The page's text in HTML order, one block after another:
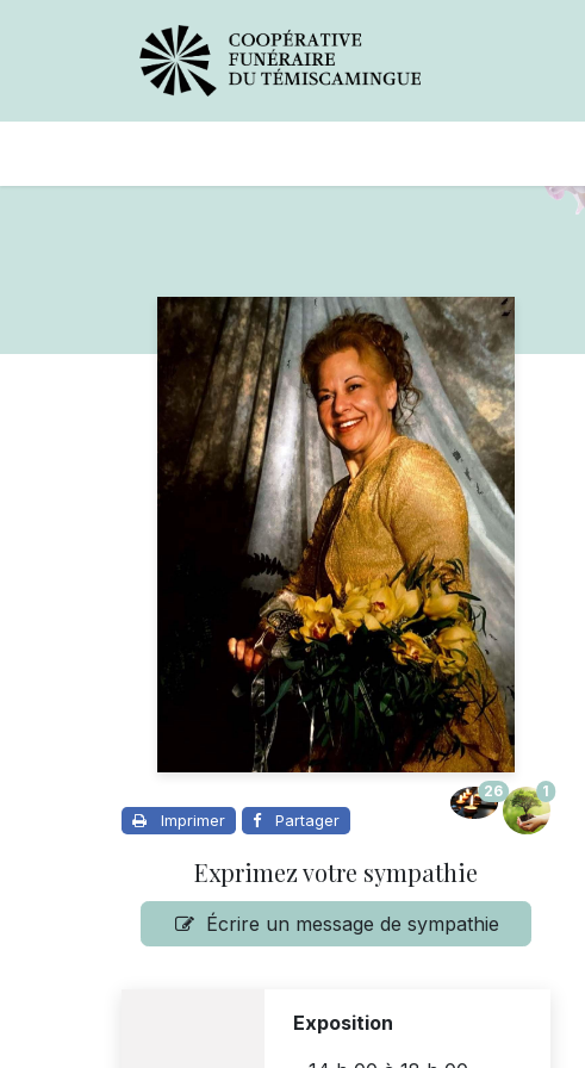
Imprimer Partager
26 1
Exprimez votre sympathie
Écrire un message de sympathie
Exposition